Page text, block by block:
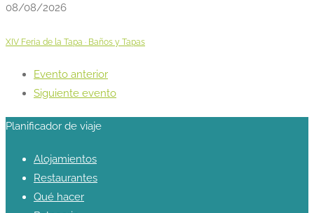
08/08/2026
XIV Feria de la Tapa · Baños y Tapas
Evento anterior
Siguiente evento
Planificador de viaje
Alojamientos
Restaurantes
Qué hacer